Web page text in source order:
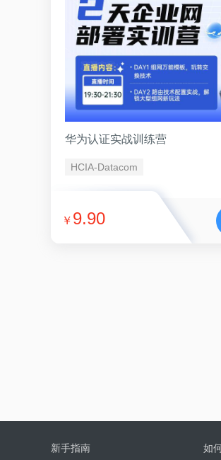
华为认证实战训练营
HCIA-Datacom
￥ 9.90
新手指南 如